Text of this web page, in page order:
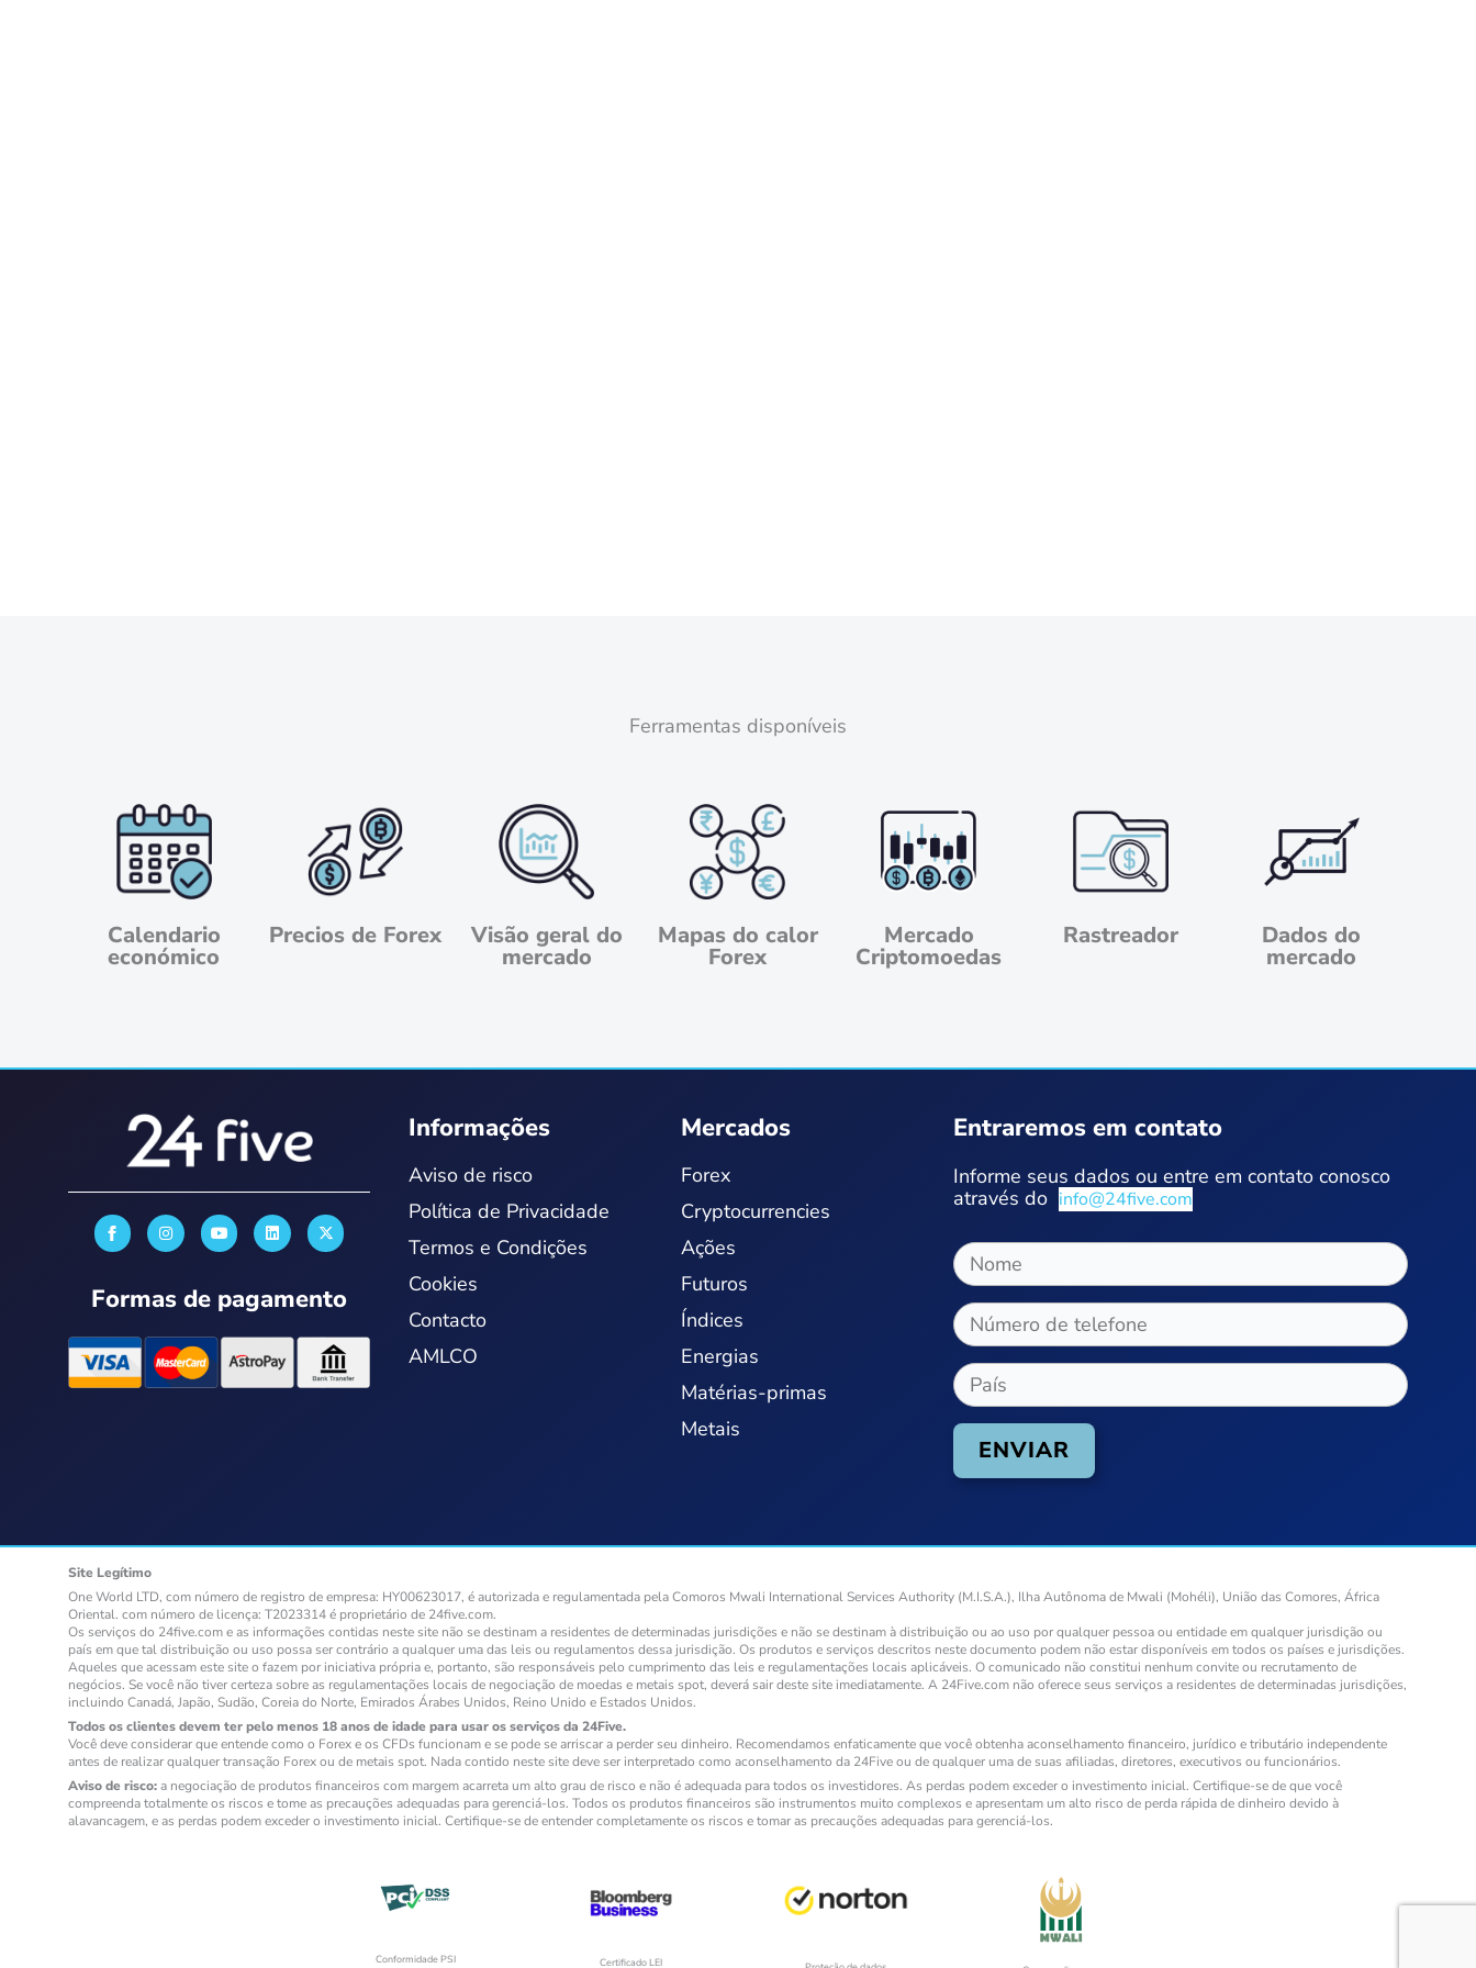
Ferramentas disponíveis
Calendario
económico
Precios de Forex Visão geral do
mercado
Mapas do calor
Forex
Mercado
Criptomoedas
Rastreador Dados do
mercado
I
n
s
g
r
m
Y
o
u
b
e
L
i
n
d
i
X
-
t
t
t
r
Formas de pagamento
Informações
Aviso de risco
Política de Privacidade
Termos e Condições
Cookies
Contacto
AMLCO
Mercados
Forex
Cryptocurrencies
Ações
Futuros
Índices
Energias
Matérias-primas
Metais
Entraremos em contato
Informe seus dados ou entre em contato conosco
através do info@24five.com
Site Legítimo
One World LTD, com número de registro de empresa: HY00623017, é autorizada e regulamentada pela Comoros Mwali International Services Authority (M.I.S.A.), Ilha Autônoma de Mwali (Mohéli), União das Comores, África
Oriental. com número de licença: T2023314 é proprietário de 24five.com.
Os serviços do 24five.com e as informações contidas neste site não se destinam a residentes de determinadas jurisdições e não se destinam à distribuição ou ao uso por qualquer pessoa ou entidade em qualquer jurisdição ou
país em que tal distribuição ou uso possa ser contrário a qualquer uma das leis ou regulamentos dessa jurisdição. Os produtos e serviços descritos neste documento podem não estar disponíveis em todos os países e jurisdições.
Aqueles que acessam este site o fazem por iniciativa própria e, portanto, são responsáveis pelo cumprimento das leis e regulamentações locais aplicáveis. O comunicado não constitui nenhum convite ou recrutamento de
negócios. Se você não tiver certeza sobre as regulamentações locais de negociação de moedas e metais spot, deverá sair deste site imediatamente. A 24Five.com não oferece seus serviços a residentes de determinadas jurisdições,
incluindo Canadá, Japão, Sudão, Coreia do Norte, Emirados Árabes Unidos, Reino Unido e Estados Unidos.
Todos os clientes devem ter pelo menos 18 anos de idade para usar os serviços da 24Five.
Você deve considerar que entende como o Forex e os CFDs funcionam e se pode se arriscar a perder seu dinheiro. Recomendamos enfaticamente que você obtenha aconselhamento financeiro, jurídico e tributário independente
antes de realizar qualquer transação Forex ou de metais spot. Nada contido neste site deve ser interpretado como aconselhamento da 24Five ou de qualquer uma de suas afiliadas, diretores, executivos ou funcionários.
Aviso de risco:a negociação de produtos financeiros com margem acarreta um alto grau de risco e não é adequada para todos os investidores. As perdas podem exceder o investimento inicial. Certifique-se de que você
compreenda totalmente os riscos e tome as precauções adequadas para gerenciá-los. Todos os produtos financeiros são instrumentos muito complexos e apresentam um alto risco de perda rápida de dinheiro devido à
alavancagem, e as perdas podem exceder o investimento inicial. Certifique-se de entender completamente os riscos e tomar as precauções adequadas para gerenciá-los.
Conformidade PSI Certificado LEI